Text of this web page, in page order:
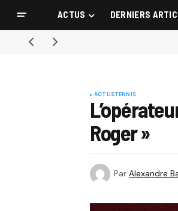
ACTUS DERNIERS
ACTUSTENNIS
Roger »
Par Alexandre